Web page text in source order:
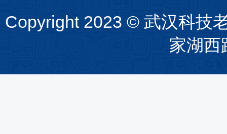
Copyright 2023 © 武汉科技
家湖西